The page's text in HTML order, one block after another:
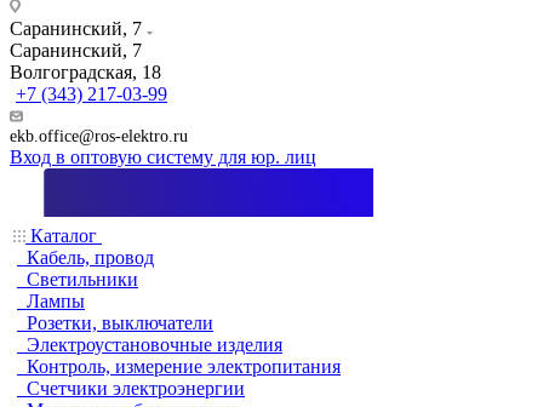
Саранинский, 7
Саранинский, 7
Волгоградская, 18
+7 (343) 217-03-99
ekb.office@ros-elektro.ru
Вход в оптовую систему для юр. лиц
Каталог
Кабель, провод
Светильники
Лампы
Розетки, выключатели
Электроустановочные изделия
Контроль, измерение электропитания
Счетчики электроэнергии